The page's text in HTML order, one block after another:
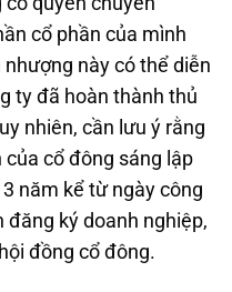
cổ phần của mình
này có thể diễn
ty đã hoàn thành thủ
nhiên, cần lưu ý rằng
cổ đông sáng lập
năm kể từ ngày công
ký doanh nghiệp,
đồng cổ đông.